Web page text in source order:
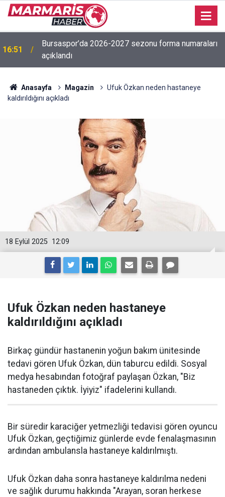
16:51
Bursaspor’da 2026-2027 sezonu forma numaraları
açıklandı
Anasayfa Magazin
Ufuk Özkan neden hastaneye
kaldırıldığını açıkladı
12:09
18 Eylül 2025
Ufuk Özkan neden hastaneye
kaldırıldığını açıkladı
Birkaç gündür hastanenin yoğun bakım ünitesinde
tedavi gören Ufuk Özkan, dün taburcu edildi. Sosyal
medya hesabından fotoğraf paylaşan Özkan, "Biz
hastaneden çıktık. İyiyiz" ifadelerini kullandı.
Bir süredir karaciğer yetmezliği tedavisi gören oyuncu
Ufuk Özkan, geçtiğimiz günlerde evde fenalaşmasının
ardından ambulansla hastaneye kaldırılmıştı.
Ufuk Özkan daha sonra hastaneye kaldırılma nedeni
ve sağlık durumu hakkında "Arayan, soran herkese